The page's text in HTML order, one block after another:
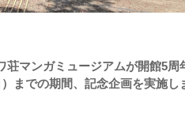
荘マンガミュージアムが開館5周
までの期間、記念企画を実施し